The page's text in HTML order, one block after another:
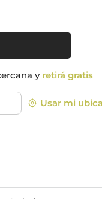
y retirá gratis
Usar mi